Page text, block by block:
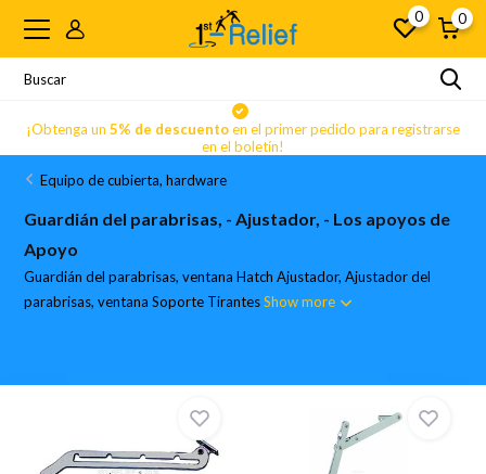
0 0
¡Obtenga un 5% de descuentoen el primer pedido para registrarse
en el boletín!
Equipo de cubierta, hardware
Guardián del parabrisas, - Ajustador, - Los apoyos de
Apoyo
Guardián del parabrisas, ventana Hatch Ajustador, Ajustador del
parabrisas, ventana Soporte TirantesShow more